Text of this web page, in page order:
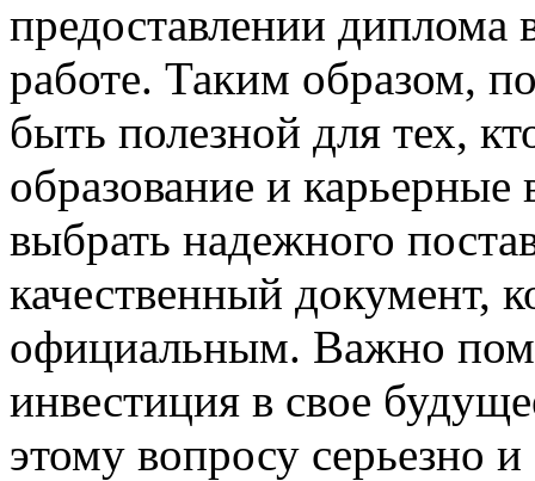
предоставлении диплома
работе. Таким образом,
быть полезной для тех,
образование и
выбрать надежного
качественный документ,
официальным. Важно
инвестиция в свое
этому вопросу серьезно и